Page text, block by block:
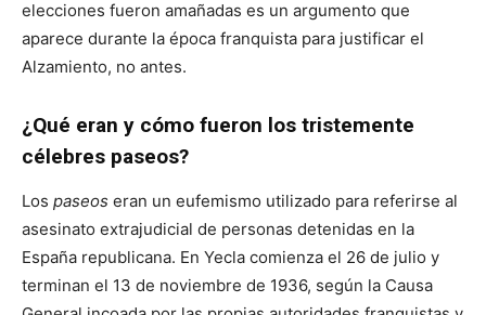
elecciones fueron amañadas es un argumento que
aparece durante la época franquista para justificar el
Alzamiento, no antes.
¿Qué eran y cómo fueron los tristemente
célebres paseos?
Los paseos eran un eufemismo utilizado para referirse al
asesinato extrajudicial de personas detenidas en la
España republicana. En Yecla comienza el 26 de julio y
terminan el 13 de noviembre de 1936, según la Causa